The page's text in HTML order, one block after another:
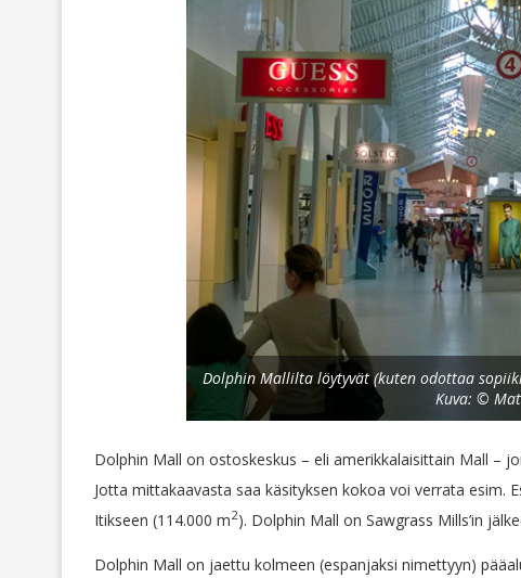
Dolphin Mallilta löytyvät (kuten odottaa
Kuva: ©
Dolphin Mall on ostoskeskus – eli amerikkalaisittain Mall –
Jotta mittakaavasta saa käsityksen kokoa voi verrata esim.
Itikseen (114.000 m2). Dolphin Mall on Sawgrass Mills’in
Dolphin Mall on jaettu kolmeen (espanjaksi nimettyyn)